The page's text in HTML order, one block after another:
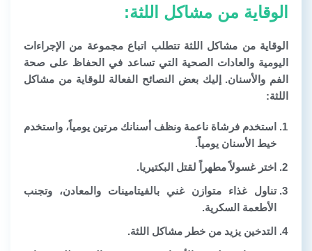
الوقاية من مشاكل اللثة:
الوقاية من مشاكل اللثة تتطلب اتباع مجموعة من الإجراءات
اليومية والعادات الصحية التي تساعد في الحفاظ على صحة
الفم والأسنان. إليك بعض النصائح الفعالة للوقاية من مشاكل
اللثة:
استخدم فرشاة ناعمة ونظف أسنانك مرتين يومياً، واستخدم
خيط الأسنان يومياً.
اختر غسولاً مطهراً لقتل البكتيريا.
تناول غذاء متوازن غني بالفيتامينات والمعادن، وتجنب
الأطعمة السكرية.
التدخين يزيد من خطر مشاكل اللثة.